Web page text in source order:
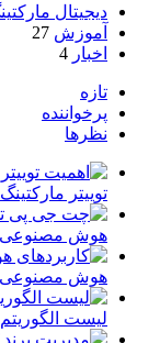
دیجیتال
آموزش 27
اخبار 4
تازه
پرخواننده
نظرها
توییتر
هوش مصنوعی ChatGPT چیست؟
هوش مصنوعی و
لیست